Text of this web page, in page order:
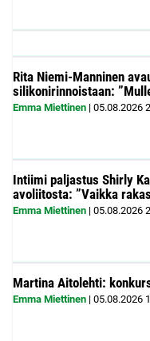
Rita Niemi-Manninen
silikonirinnoistaan:
Emma Miettinen | 05.08.2026
Intiimi paljastus Shirly
avoliitosta: ”Vaikka
Emma Miettinen | 05.08.2026
Martina Aitolehti:
Emma Miettinen | 05.08.2026